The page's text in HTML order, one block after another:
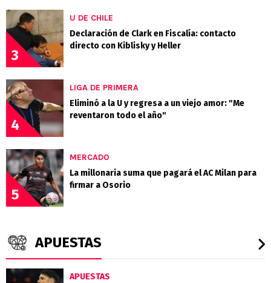
3
U DE CHILE
Declaración de Clark en Fiscalía: contacto
directo con Kiblisky y Heller
4
LIGA DE PRIMERA
Eliminó a la U y regresa a un viejo amor: "Me
reventaron todo el año"
5
MERCADO
La millonaria suma que pagará el AC Milan para
firmar a Osorio
APUESTAS
APUESTAS